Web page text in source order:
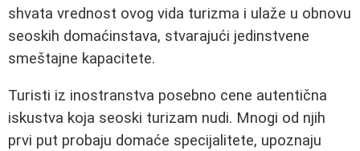
shvata vrednost ovog vida turizma i ulaže u obnovu
seoskih domaćinstava, stvarajući jedinstvene
smeštajne kapacitete.
Turisti iz inostranstva posebno cene autentična
iskustva koja seoski turizam nudi. Mnogi od njih
prvi put probaju domaće specijalitete, upoznaju